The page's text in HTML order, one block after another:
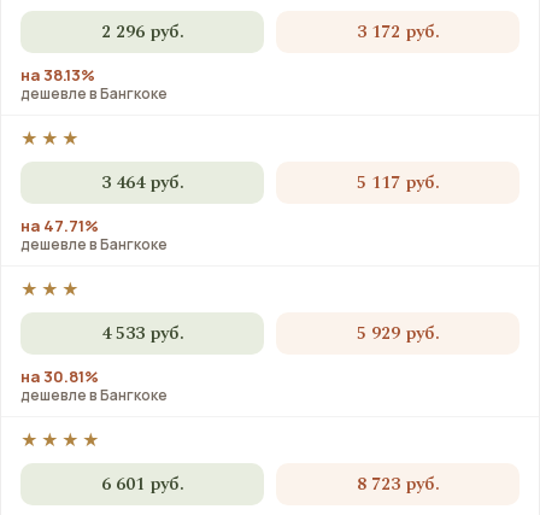
2 296 руб. 3 172 руб.
на 38.13%
дешевле в Бангкоке
★★★
3 464 руб. 5 117 руб.
на 47.71%
дешевле в Бангкоке
★★★
4 533 руб. 5 929 руб.
на 30.81%
дешевле в Бангкоке
★★★★
6 601 руб. 8 723 руб.